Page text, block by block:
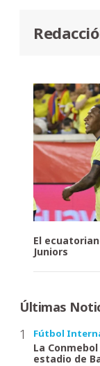
El
Juniors
Últimas
Fútbol
La
estadio de